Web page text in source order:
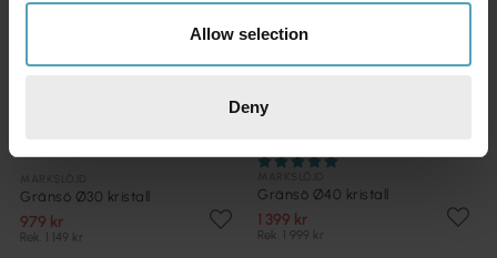
Allow selection
Deny
Gränsö Ø30 kristall
979 kr
Rek. 1 149 kr
Gränsö Ø40 kristall
1 399 kr
Rek. 1 999 kr